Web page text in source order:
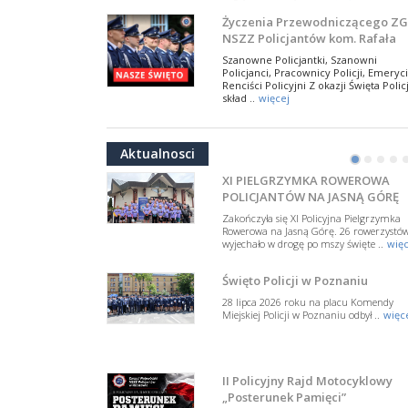
Życzenia Przewodniczącego ZG
NSZZ Policjantów kom. Rafała
Jankowskiego z okazji Święta
Policji 2026
Szanowne Policjantki, Szanowni
Policjanci, Pracownicy Policji,
Renciści Policyjni Z okazji Święta
skład .. więcej
NSZZ Policjantów: Policja nie
W przestrzeni publicznej po raz
pojawiły się wypowiedzi, które
w funkcjonariuszki i funkcjonariuszy
Policj .. więcej
Dodatkowe zarobkowanie
policjantów. NSZZP: obecne
zmiany przepisów regulujących
dodatkowej pracy zarobkowe .. więcej
Postępowanie dotyczące interwencji
Policji w miejscu zamieszkania red.
Tomasza Sakiewicza zostało
Aktualnosci
•••
W Biedrusku, pod Tablicą Pamiątkową
poświęconą starszemu sierżantowi Mar
.. więcej
50-lecie BOA. Zarząd Główny
Policjantów z uznaniem
formacji kontrterrorystycznej
Polskiego w Warszawie odbyła się
XI PIELGRZYMKA ROWEROWA
POLICJANTÓW NA JASNĄ GÓRĘ
Zakończyła się XI Policyjna Pielgrzymka
Rowerowa na Jasną Górę. 26
wyjechało w drogę po mszy święte ..
Święto Policji w Poznaniu
28 lipca 2026 roku na placu Komendy
Miejskiej Policji w Poznaniu odbył ..
II Policyjny Rajd Motocyklowy
„Posterunek Pamięci”